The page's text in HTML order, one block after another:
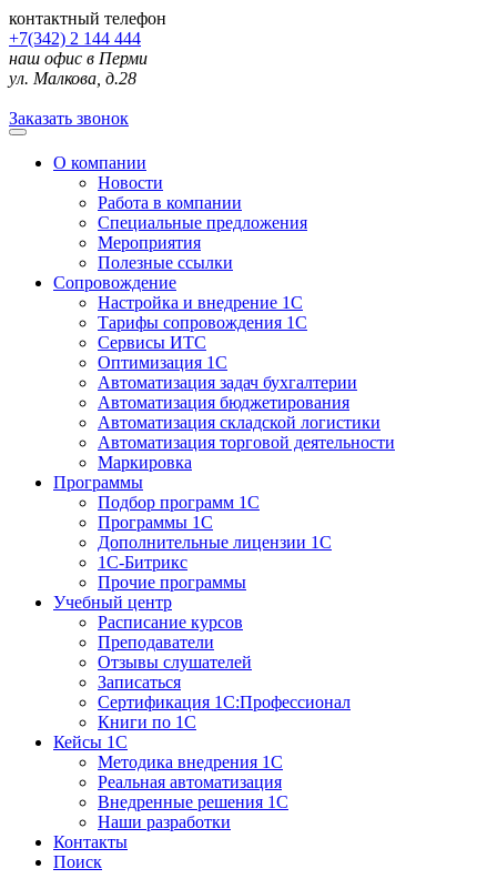
контактный телефон
+7(342) 2 144 444
наш офис в Перми
ул. Малкова, д.28
Заказать звонок
О компании
Новости
Работа в компании
Специальные предложения
Мероприятия
Полезные ссылки
Сопровождение
Настройка и внедрение 1С
Тарифы сопровождения 1С
Сервисы ИТС
Оптимизация 1С
Автоматизация задач бухгалтерии
Автоматизация бюджетирования
Автоматизация складской логистики
Автоматизация торговой деятельности
Маркировка
Программы
Подбор программ 1С
Программы 1С
Дополнительные лицензии 1С
1С-Битрикс
Прочие программы
Учебный центр
Расписание курсов
Преподаватели
Отзывы слушателей
Записаться
Сертификация 1С:Профессионал
Книги по 1С
Кейсы 1С
Методика внедрения 1С
Реальная автоматизация
Внедренные решения 1С
Наши разработки
Контакты
Поиск